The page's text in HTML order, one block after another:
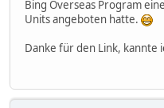
Bing Overseas Program
Units angeboten hatte.
Danke für den Link, kannte